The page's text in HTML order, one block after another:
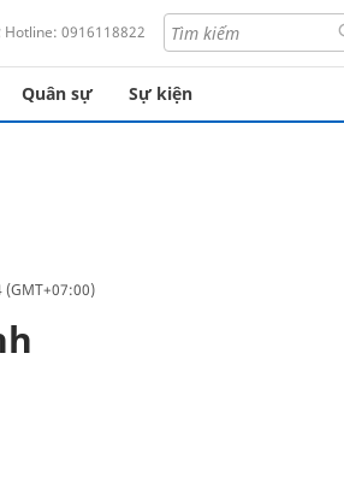
Hotline: 0916118822
Quân sự Sự kiện